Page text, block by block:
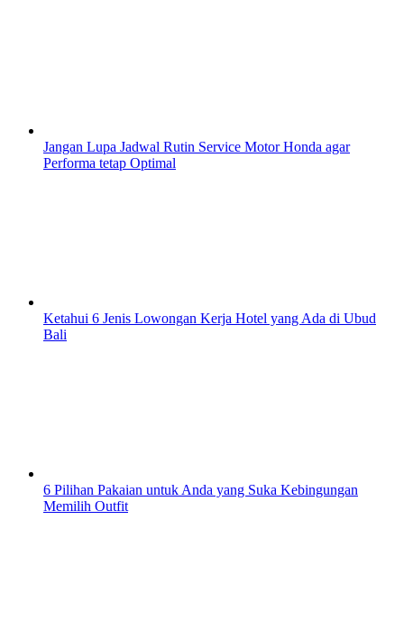
Jangan Lupa Jadwal Rutin Service Motor Honda agar
Performa tetap Optimal
Ketahui 6 Jenis Lowongan Kerja Hotel yang Ada di Ubud
Bali
6 Pilihan Pakaian untuk Anda yang Suka Kebingungan
Memilih Outfit